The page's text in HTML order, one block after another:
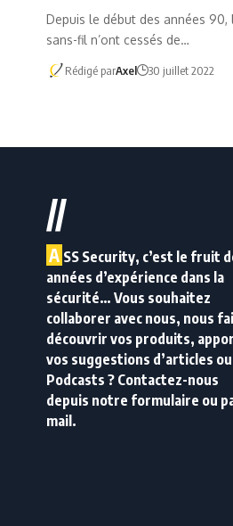
Depuis le début des années 90,
sans-fil n’ont cessés de…
Rédigé parAxel 30 juillet 2022
//
A SS Security, c’est le fruit
années d’expérience dans la
sécurité… Vous souhaitez
collaborer avec nous, nous
découvrir vos produits,
vos suggestions d’articles
Podcasts ? Contactez-nous
depuis notre formulaire ou
mail.